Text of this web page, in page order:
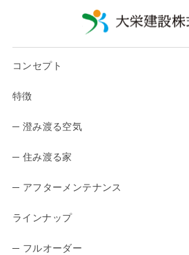
コンセプト
特徴
─ 澄み渡る空気
─ 住み渡る家
─ アフターメンテナンス
ラインナップ
─ フルオーダー